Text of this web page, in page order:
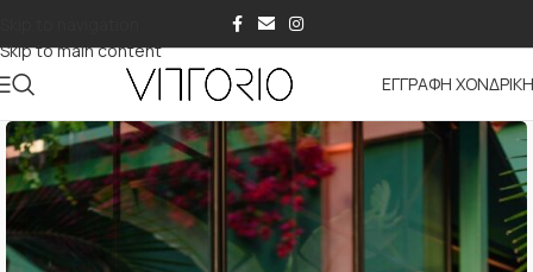
Skip to main content
ΕΓΓΡΑΦΗ